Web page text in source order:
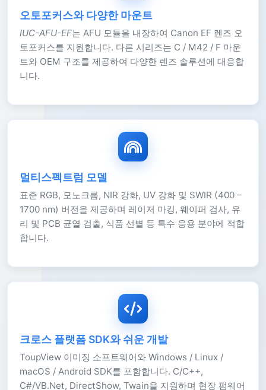
오토포커스와 다양한 마운트
IUC-AFU-EF는 AFU 모듈을 내장하여 Canon EF 렌즈 오
토포커스를 지원합니다. 다른 시리즈는 C / M42 / F 마운
트와 OEM 구조를 제공하여 다양한 렌즈 솔루션에 대응합
니다.
멀티스펙트럼 모델
표준 RGB, 모노크롬, NIR 강화, UV 강화 및 SWIR (400 –
1700 nm) 버전을 제공하며 레이저 마킹, 웨이퍼 검사, 유
리 및 PCB 균열 검출, 식품 선별 등 특수 응용 분야에 적합
합니다.
크로스 플랫폼 SDK와 쉬운 개발
ToupView 이미징 소프트웨어와 Windows / Linux /
macOS / Android SDK를 포함합니다. C/C++,
C#/VB.Net, DirectShow, Twain을 지원하며 현장 펌웨어